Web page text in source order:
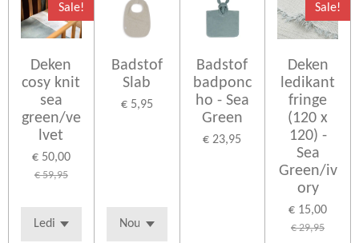
Sale!
Deken
cosy knit
sea
green/ve
lvet
€ 50,00
€ 59,95
Badstof
Slab
€ 5,95
Badstof
badponc
ho - Sea
Green
€ 23,95
Sale!
Deken
ledikant
fringe
(120 x
120) -
Sea
Green/iv
ory
€ 15,00
€ 29,95